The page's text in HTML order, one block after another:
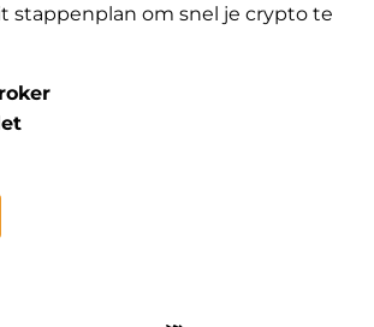
stappenplan om snel je crypto te